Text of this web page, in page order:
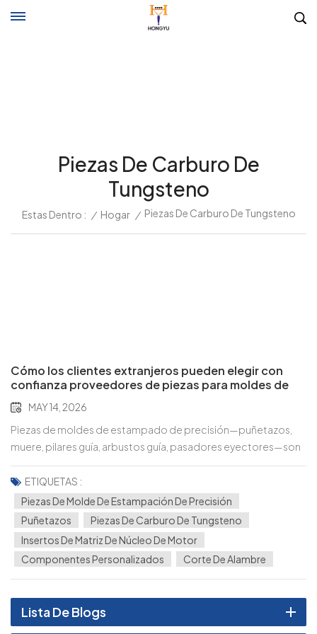
Piezas De Carburo De
Tungsteno
Estas Dentro : / Hogar / Piezas De Carburo De Tungsteno
Cómo los clientes extranjeros pueden elegir con
confianza proveedores de piezas para moldes de
estampado de precisión
MAY 14, 2026
Piezas de moldes de estampado de precisión—puñetazos,
muere, pilares guía, arbustos guía, pasadores eyectores—son
fundamentales para moldes de estampado, apoyando a la
industria automotriz, las nuevas energías, la electrónica de
consumo y los robots humanoides. Para los clientes
extranjeros, elegir un proveedor confiable es una inversión
estratégica que impacta el rendimiento del molde, la vida útil,
la eficiencia y la estabilidad de la cadena de suministro. Con
numerosas opciones, especialmente de China, A
continuación, detallamos los criterios clave que deben
tenerse en cuenta al tomar una decisión informada.Defina sus
requisitos exactos de piezas de moldesAclare primero sus
ETIQUETAS :
Piezas De Molde De Estampación De Precisión
Puñetazos
Piezas De Carburo De Tungsteno
Insertos De Matriz De Núcleo De Motor
Componentes Personalizados
Corte De Alambre
Lista De Blogs